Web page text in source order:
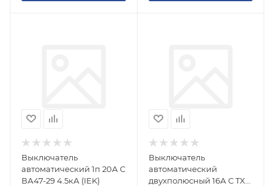
Выключатель
автоматический 1п 20А C
ВА47-29 4.5кА (IEK)
Выключатель
автоматический
двухполюсный 16А C TX3